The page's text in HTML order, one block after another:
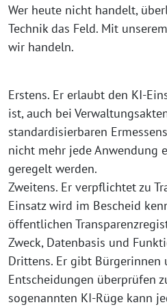
Wer heute nicht handelt,
Technik das Feld. Mit
wir handeln.
Erstens. Er erlaubt den KI-
ist, auch bei
standardisierbaren
nicht mehr jede Anwendung
geregelt werden.
Zweitens. Er verpflichtet zu
Einsatz wird im Bescheid
öffentlichen
Zweck, Datenbasis und
Drittens. Er gibt Bürgerinnen
Entscheidungen überprüfen
sogenannten KI-Rüge kann